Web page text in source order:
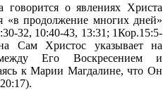
о явлениях Христа
«в продолжение многих дней»
32, 10:40-43, 13:31; 1Кор.15:5-
Сам Христос указывает на
Его Воскресением и
к Марии Магдалине, что Он